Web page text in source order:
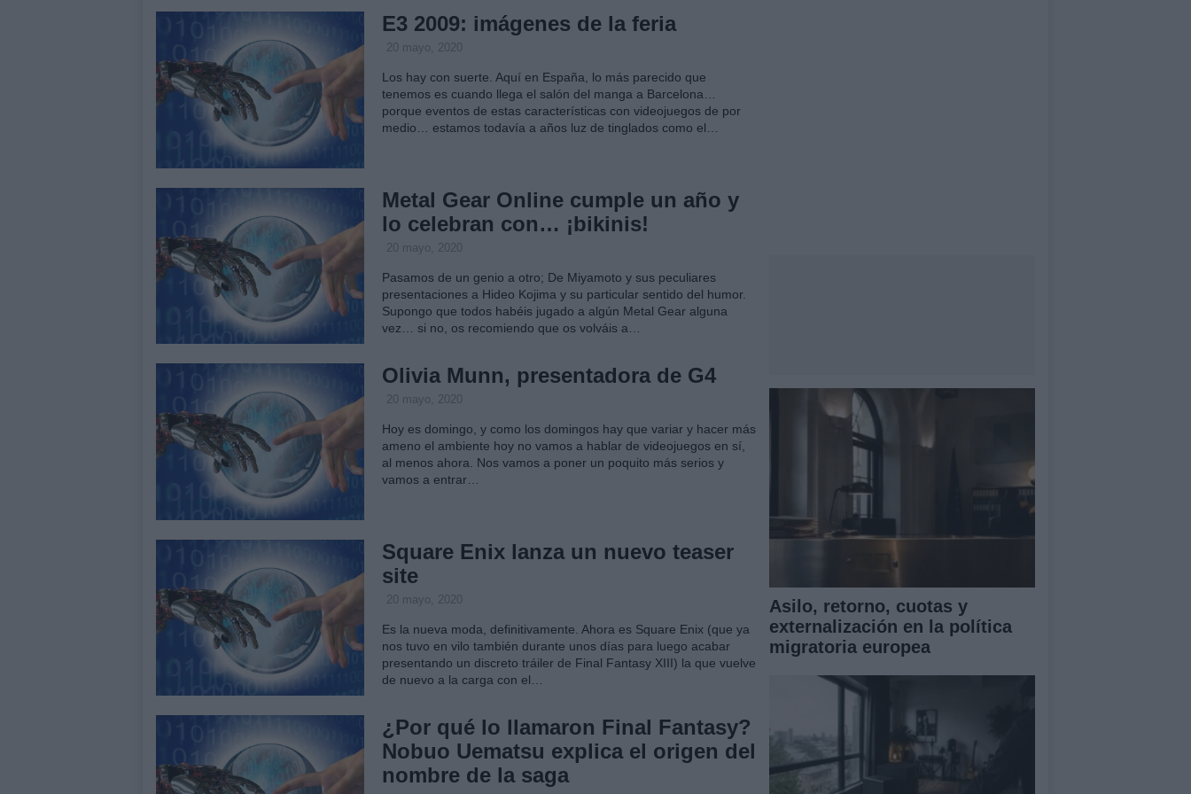
E3 2009: imágenes de la feria
20 mayo, 2020
Los hay con suerte. Aquí en España, lo más parecido que
tenemos es cuando llega el salón del manga a Barcelona…
porque eventos de estas características con videojuegos de por
medio… estamos todavía a años luz de tinglados como el…
Metal Gear Online cumple un año y
lo celebran con… ¡bikinis!
20 mayo, 2020
Pasamos de un genio a otro; De Miyamoto y sus peculiares
presentaciones a Hideo Kojima y su particular sentido del humor.
Supongo que todos habéis jugado a algún Metal Gear alguna
vez… si no, os recomiendo que os volváis a…
Olivia Munn, presentadora de G4
20 mayo, 2020
Hoy es domingo, y como los domingos hay que variar y hacer más
ameno el ambiente hoy no vamos a hablar de videojuegos en sí,
al menos ahora. Nos vamos a poner un poquito más serios y
vamos a entrar…
Square Enix lanza un nuevo teaser
site
20 mayo, 2020
Es la nueva moda, definitivamente. Ahora es Square Enix (que ya
nos tuvo en vilo también durante unos días para luego acabar
presentando un discreto tráiler de Final Fantasy XIII) la que vuelve
de nuevo a la carga con el…
¿Por qué lo llamaron Final Fantasy?
Nobuo Uematsu explica el origen del
nombre de la saga
Asilo, retorno, cuotas y
externalización en la política
migratoria europea